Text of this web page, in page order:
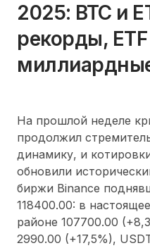
2025: BTC и
рекорды,
На прошлой неделе
продолжил
динамику, и
обновили
биржи Binance
118400.00: в
районе 107700.00
2990.00 (+17,5%),